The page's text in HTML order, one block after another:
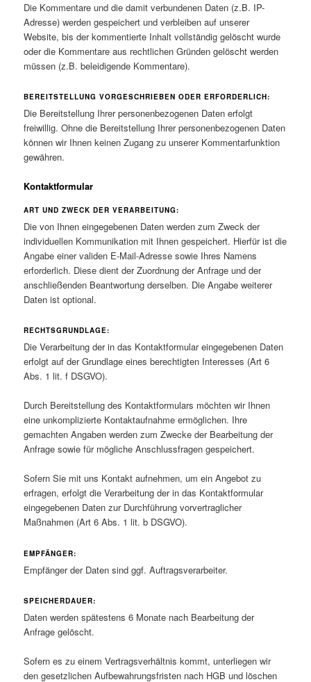
Die Kommentare und die damit verbundenen Daten (z.B. IP-
Adresse) werden gespeichert und verbleiben auf unserer
Website, bis der kommentierte Inhalt vollständig gelöscht wurde
oder die Kommentare aus rechtlichen Gründen gelöscht werden
müssen (z.B. beleidigende Kommentare).
BEREITSTELLUNG VORGESCHRIEBEN ODER ERFORDERLICH:
Die Bereitstellung Ihrer personenbezogenen Daten erfolgt
freiwillig. Ohne die Bereitstellung Ihrer personenbezogenen Daten
können wir Ihnen keinen Zugang zu unserer Kommentarfunktion
gewähren.
Kontaktformular
ART UND ZWECK DER VERARBEITUNG:
Die von Ihnen eingegebenen Daten werden zum Zweck der
individuellen Kommunikation mit Ihnen gespeichert. Hierfür ist die
Angabe einer validen E-Mail-Adresse sowie Ihres Namens
erforderlich. Diese dient der Zuordnung der Anfrage und der
anschließenden Beantwortung derselben. Die Angabe weiterer
Daten ist optional.
RECHTSGRUNDLAGE:
Die Verarbeitung der in das Kontaktformular eingegebenen Daten
erfolgt auf der Grundlage eines berechtigten Interesses (Art 6
Abs. 1 lit. f DSGVO).
Durch Bereitstellung des Kontaktformulars möchten wir Ihnen
eine unkomplizierte Kontaktaufnahme ermöglichen. Ihre
gemachten Angaben werden zum Zwecke der Bearbeitung der
Anfrage sowie für mögliche Anschlussfragen gespeichert.
Sofern Sie mit uns Kontakt aufnehmen, um ein Angebot zu
erfragen, erfolgt die Verarbeitung der in das Kontaktformular
eingegebenen Daten zur Durchführung vorvertraglicher
Maßnahmen (Art 6 Abs. 1 lit. b DSGVO).
EMPFÄNGER:
Empfänger der Daten sind ggf. Auftragsverarbeiter.
SPEICHERDAUER:
Daten werden spätestens 6 Monate nach Bearbeitung der
Anfrage gelöscht.
Sofern es zu einem Vertragsverhältnis kommt, unterliegen wir
den gesetzlichen Aufbewahrungsfristen nach HGB und löschen